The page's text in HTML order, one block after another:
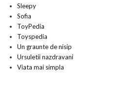
Sleepy
Sofia
ToyPedia
Toyspedia
Un graunte de nisip
Ursuletii nazdravani
Viata mai simpla